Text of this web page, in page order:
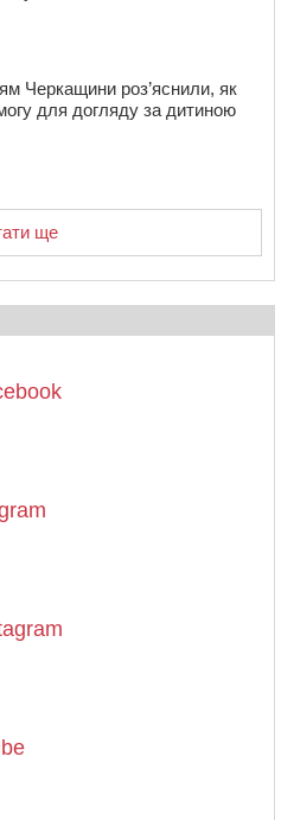
Черкащини роз’яснили, як
для догляду за дитиною
ще